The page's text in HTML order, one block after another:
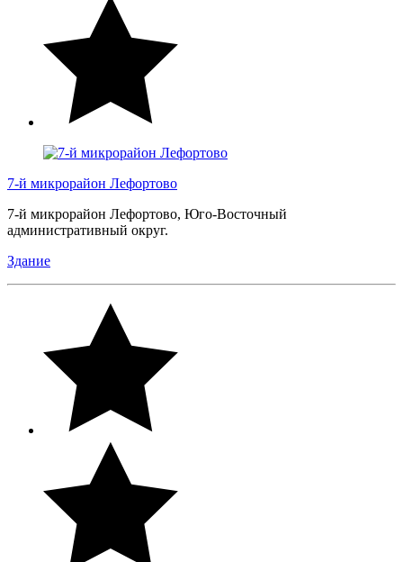
7-й микрорайон Лефортово
7-й микрорайон Лефортово, Юго-Восточный
административный округ.
Здание